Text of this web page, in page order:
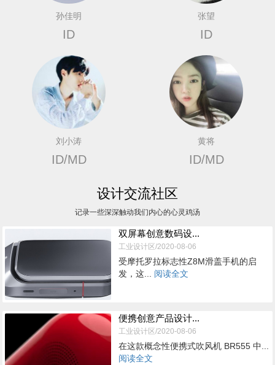
孙佳明
ID
张望
ID
刘小涛
ID/MD
黄将
ID/MD
设计交流社区
记录一些深深触动我们内心的心灵鸡汤
双屏幕创意数码设...
工业设计区/2020-08-06
受摩托罗拉标志性Z8M滑盖手机的启
发，这... 阅读全文
便携创意产品设计...
工业设计区/2020-08-06
在这款概念性便携式吹风机 BR555 中...
阅读全文